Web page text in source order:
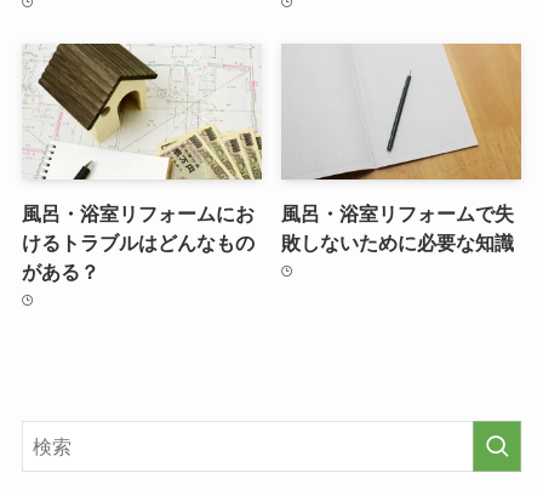
風呂・浴室リフォームにお
けるトラブルはどんなもの
がある？
風呂・浴室リフォームで失
敗しないために必要な知識